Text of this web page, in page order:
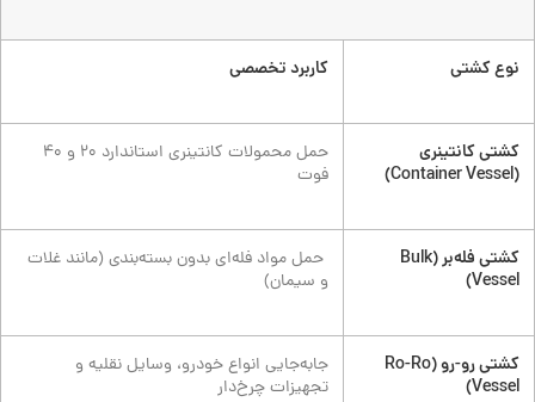
نوع کشتی کاربرد تخصصی
کشتی کانتینری
(Container Vessel)
حمل محمولات کانتینری استاندارد ۲۰ و ۴۰
فوت
کشتی فله‌بر (Bulk
Vessel)
حمل مواد فله‌ای بدون بسته‌بندی (مانند غلات
و سیمان)
کشتی رو-رو (Ro-Ro
Vessel)
جابه‌جایی انواع خودرو، وسایل نقلیه و
تجهیزات چرخ‌دار